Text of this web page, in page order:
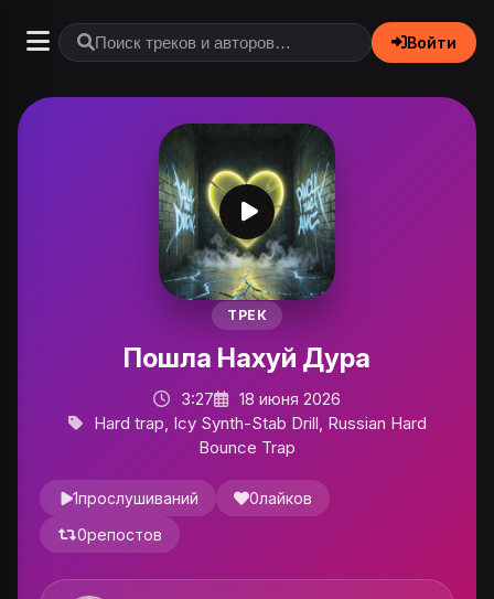
Войти
ТРЕК
Пошла Нахуй Дура
3:27
18 июня 2026
Hard trap, Icy Synth-Stab Drill, Russian Hard
Bounce Trap
1прослушиваний 0лайков
0репостов